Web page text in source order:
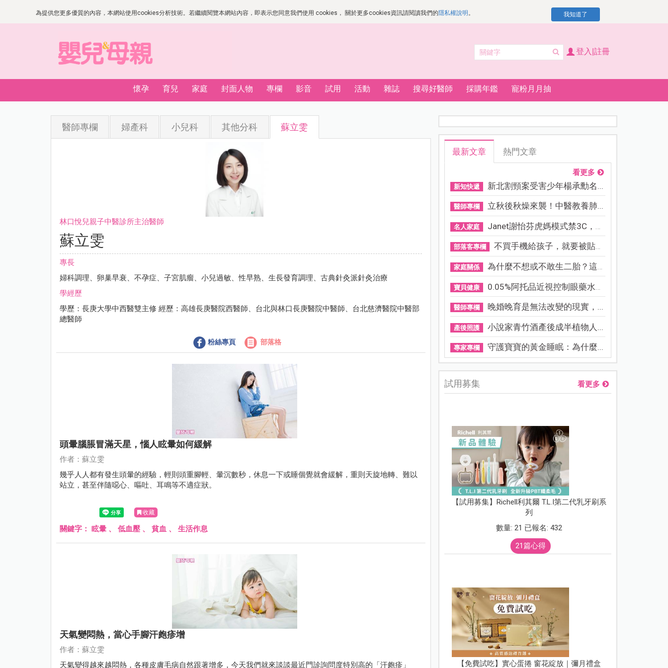
為提供您更多優質的內容，本網站使用cookies分析技術。若繼續閱覽本網站內容，即表示您同意我們使用 cookies， 關於更多cookies資訊請閱讀我們的隱私權說明 。 我知道了
登入|註冊
懷孕 育兒 家庭 封面人物 專欄 影音 試用 活動 雜誌 搜尋好醫師 採購年鑑 寵粉月月抽
醫師專欄 婦產科 小兒科 其他分科 蘇立雯
林口悅兒親子中醫診所主治醫師
蘇立雯
專長
婦科調理、卵巢早衰、不孕症、子宮肌瘤、小兒過敏、性早熟、生長發育調理、古典針灸派針灸治療
學經歷
學歷：長庚大學中西醫雙主修 經歷：高雄長庚醫院西醫師、台北與林口長庚醫院中醫師、台北慈濟醫院中醫部
總醫師
粉絲專頁 部落格
頭暈腦脹冒滿天星，惱人眩暈如何緩解
作者：蘇立雯
幾乎人人都有發生頭暈的經驗，輕則頭重腳輕、暈沉數秒，休息一下或睡個覺就會緩解，重則天旋地轉、難以
站立，甚至伴隨噁心、嘔吐、耳鳴等不適症狀。
收藏
關鍵字： 眩暈 、 低血壓 、 貧血 、 生活作息
天氣變悶熱，當心手腳汗皰疹增
作者：蘇立雯
天氣變得越來越悶熱，各種皮膚毛病自然跟著增多，今天我們就來談談最近門診詢問度特別高的「汗皰疹」
最新文章 熱門文章
看更多
新知快遞 新北割頸案受害少年楊承勳名...
醫師專欄 立秋後秋燥來襲！中醫教養肺...
名人家庭 Janet謝怡芬虎媽模式禁3C，看...
部落客專欄 不買手機給孩子，就要被貼「...
家庭關係 為什麼不想或不敢生二胎？這8...
寶貝健康 0.05%阿托品近視控制眼藥水納...
醫師專欄 晚婚晚育是無法改變的現實，...
產後照護 小說家青竹酒產後成半植物人...
專家專欄 守護寶寶的黃金睡眠：為什麼...
試用募集 看更多
【試用募集】Richell利其爾 T.L.I第二代乳牙刷系
列
數量: 21 已報名: 432
21篇心得
【免費試吃】實心蛋捲 窗花綻放｜彌月禮盒